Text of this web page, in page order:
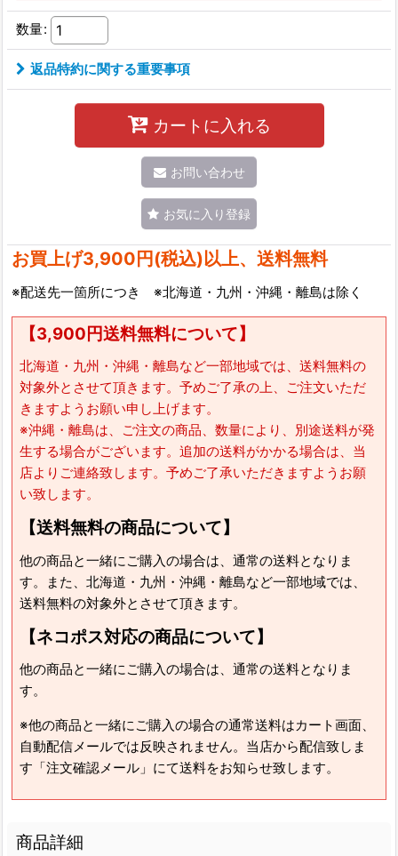
数量:
返品特約に関する重要事項
カートに入れる
お問い合わせ
お気に入り登録
お買上げ3,900円(税込)以上、送料無料
※配送先一箇所につき ※北海道・九州・沖縄・離島は除く
【3,900円送料無料について】
北海道・九州・沖縄・離島など一部地域では、送料無料の
対象外とさせて頂きます。予めご了承の上、ご注文いただ
きますようお願い申し上げます。
※沖縄・離島は、ご注文の商品、数量により、別途送料が発
生する場合がございます。追加の送料がかかる場合は、当
店よりご連絡致します。予めご了承いただきますようお願
い致します。
【送料無料の商品について】
他の商品と一緒にご購入の場合は、通常の送料となりま
す。また、北海道・九州・沖縄・離島など一部地域では、
送料無料の対象外とさせて頂きます。
【ネコポス対応の商品について】
他の商品と一緒にご購入の場合は、通常の送料となりま
す。
※他の商品と一緒にご購入の場合の通常送料はカート画面、
自動配信メールでは反映されません。当店から配信致しま
す「注文確認メール」にて送料をお知らせ致します。
商品詳細